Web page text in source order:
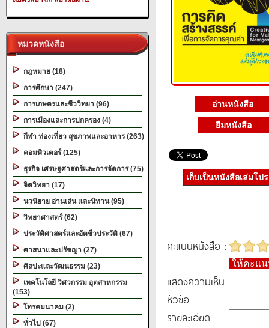
หมวดหนังสือ
กฎหมาย (18)
การศึกษา (247)
การเกษตรและชีววิทยา (96)
การเมืองและการปกครอง (4)
กีฬา ท่องเที่ยว สุขภาพและอาหาร (263)
คอมพิวเตอร์ (125)
ธุรกิจ เศรษฐศาสตร์และการจัดการ (75)
จิตวิทยา (17)
นวนิยาย อ่านเล่น และนิทาน (95)
วิทยาศาสตร์ (62)
ประวัติศาสตร์และอัตชีวประวัติ (67)
ศาสนาและปรัชญา (27)
ศิลปะและวัฒนธรรม (23)
เทคโนโลยี วิศวกรรม อุตสาหกรรม
(153)
โทรคมนาคม (2)
ทั่วไป (67)
อ่านหนังสือ
ยืมหนังสือ
เก็บเป็นหนังสือเล่มโป
คะแนนหนังสือ :
ให้คะแ
แสดงความเห็น
หัวข้อ
รายละเอียด